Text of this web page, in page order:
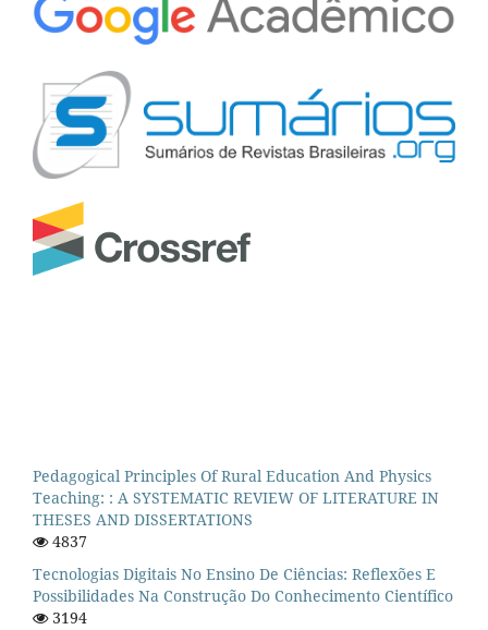
Pedagogical Principles Of Rural Education And Physics
Teaching: : A SYSTEMATIC REVIEW OF LITERATURE IN
THESES AND DISSERTATIONS
4837
Tecnologias Digitais No Ensino De Ciências: Reflexões E
Possibilidades Na Construção Do Conhecimento Científico
3194